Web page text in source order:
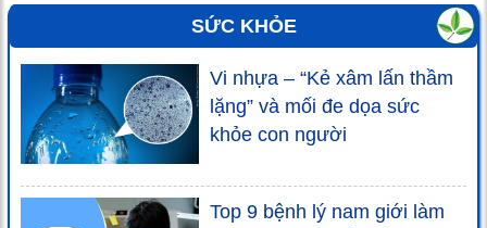
SỨC KHỎE
Vi nhựa – “Kẻ xâm lấn thầm
lặng” và mối đe dọa sức
khỏe con người
Top 9 bệnh lý nam giới làm